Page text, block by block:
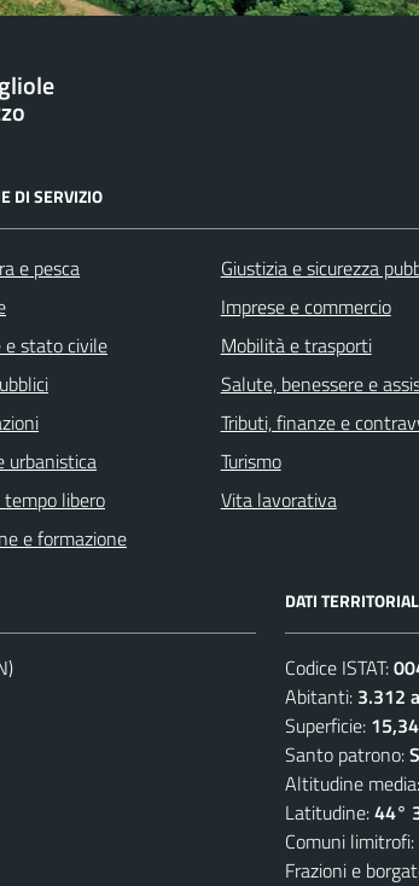
DI SERVIZIO
e pesca
e stato civile
urbanistica
libero
e formazione
Giustizia e sicurezza
Imprese e commercio
Mobilità e trasporti
Salute, benessere e
Tributi, finanze e
Turismo
Vita lavorativa
DATI
Codice ISTAT:
Abitanti: 3.312
Superficie: 15,34
Santo patrono:
Altitudine media:
Latitudine:44°
Comuni limitrofi:
Frazioni e